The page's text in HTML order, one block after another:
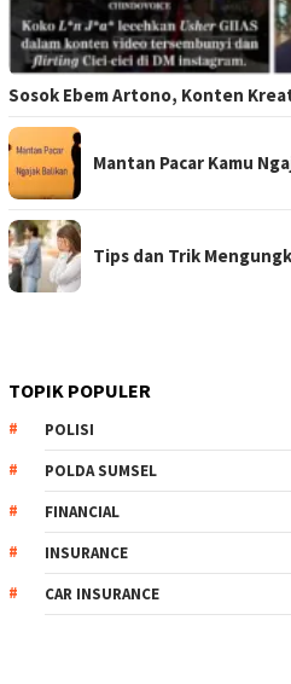
Sosok Ebem Artono, Konten
Mantan Pacar Kamu
Tips dan Trik
TOPIK POPULER
POLISI
POLDA SUMSEL
FINANCIAL
INSURANCE
CAR INSURANCE